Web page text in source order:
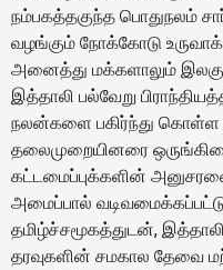
நம்பகத்தகுந்த பொதுநலம்
வழங்கும் நோக்கோடு
அனைத்து மக்களாலும்
இத்தாலி பல்வேறு
நலன்களை பகிர்ந்து
தலைமுறையினரை
கட்டமைப்புக்களின்
அமைப்பால்
தமிழ்ச்சமூகத்துடன்,
தரவுகளின் சமகால தேவை